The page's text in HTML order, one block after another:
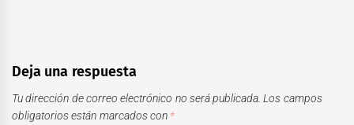
Deja una respuesta
Tu dirección de correo electrónico no será publicada. Los campos
obligatorios están marcados con *